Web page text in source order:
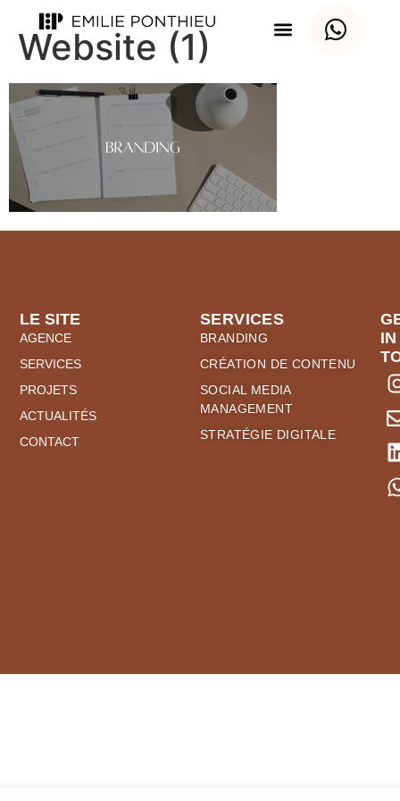
Website (1)
SERVICES
BRANDING
CRÉATION DE CONTENU
SOCIAL MEDIA
MANAGEMENT
STRATÉGIE DIGITALE
LE SITE
AGENCE
SERVICES
PROJETS
ACTUALITÉS
CONTACT
IN